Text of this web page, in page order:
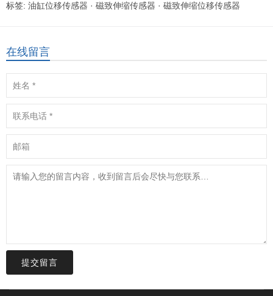
标签: 油缸位移传感器 · 磁致伸缩传感器 · 磁致伸缩位移传感器
在线留言
提交留言